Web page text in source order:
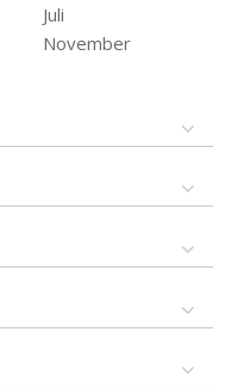
Juli
November